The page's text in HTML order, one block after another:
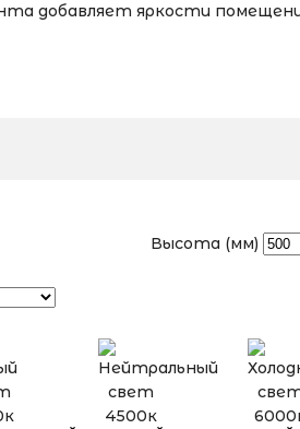
добавляет яркости
Высота (мм)